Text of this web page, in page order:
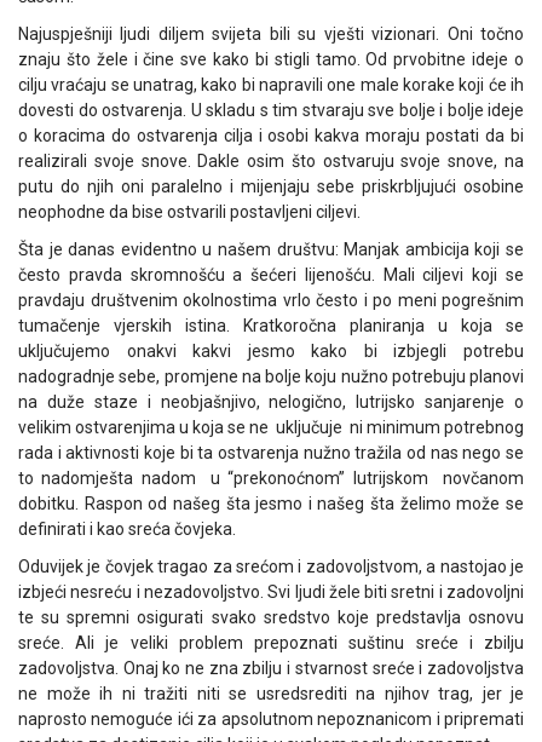
Najuspješniji ljudi diljem svijeta bili su vješti vizionari. Oni točno
znaju što žele i čine sve kako bi stigli tamo. Od prvobitne ideje o
cilju vraćaju se unatrag, kako bi napravili one male korake koji će ih
dovesti do ostvarenja. U skladu s tim stvaraju sve bolje i bolje ideje
o koracima do ostvarenja cilja i osobi kakva moraju postati da bi
realizirali svoje snove. Dakle osim što ostvaruju svoje snove, na
putu do njih oni paralelno i mijenjaju sebe priskrbljujući osobine
neophodne da bise ostvarili postavljeni ciljevi.
Šta je danas evidentno u našem društvu: Manjak ambicija koji se
često pravda skromnošću a šećeri lijenošću. Mali ciljevi koji se
pravdaju društvenim okolnostima vrlo često i po meni pogrešnim
tumačenje vjerskih istina. Kratkoročna planiranja u koja se
uključujemo onakvi kakvi jesmo kako bi izbjegli potrebu
nadogradnje sebe, promjene na bolje koju nužno potrebuju planovi
na duže staze i neobjašnjivo, nelogično, lutrijsko sanjarenje o
velikim ostvarenjima u koja se ne uključuje ni minimum potrebnog
rada i aktivnosti koje bi ta ostvarenja nužno tražila od nas nego se
to nadomješta nadom u “prekonoćnom” lutrijskom novčanom
dobitku. Raspon od našeg šta jesmo i našeg šta želimo može se
definirati i kao sreća čovjeka.
Oduvijek je čovjek tragao za srećom i zadovoljstvom, a nastojao je
izbjeći nesreću i nezadovoljstvo. Svi ljudi žele biti sretni i zadovoljni
te su spremni osigurati svako sredstvo koje predstavlja osnovu
sreće. Ali je veliki problem prepoznati suštinu sreće i zbilju
zadovoljstva. Onaj ko ne zna zbilju i stvarnost sreće i zadovoljstva
ne može ih ni tražiti niti se usredsrediti na njihov trag, jer je
naprosto nemoguće ići za apsolutnom nepoznanicom i pripremati